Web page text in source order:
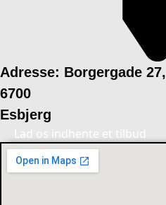
Adresse: Borgergade 27,
6700
Esbjerg
Lad os indhente et tilbud